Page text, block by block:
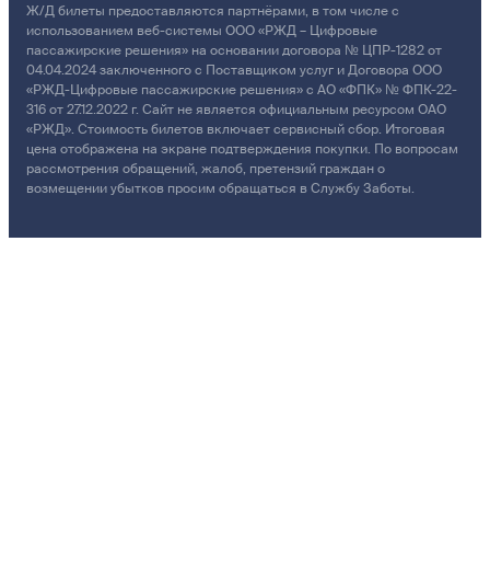
Ж/Д билеты предоставляются партнёрами, в том числе с
использованием веб-системы ООО «РЖД – Цифровые
пассажирские решения» на основании договора № ЦПР-1282 от
04.04.2024 заключенного с Поставщиком услуг и Договора ООО
«РЖД-Цифровые пассажирские решения» с АО «ФПК» № ФПК-22-
316 от 27.12.2022 г. Сайт не является официальным ресурсом ОАО
«РЖД». Стоимость билетов включает сервисный сбор. Итоговая
цена отображена на экране подтверждения покупки. По вопросам
рассмотрения обращений, жалоб, претензий граждан о
возмещении убытков просим обращаться в Службу Заботы.